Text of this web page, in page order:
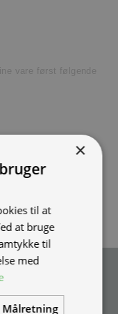
vare først følgende
nye produkter, tilbud,
×
til at
at bruge
til
med
Målretning